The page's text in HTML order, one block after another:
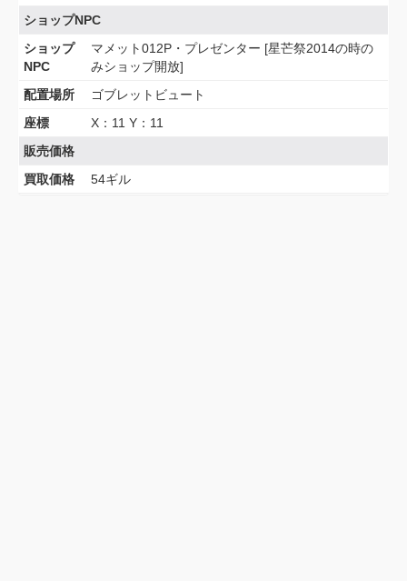
ショップNPC
ショップ
NPC
マメット012P・プレゼンター [星芒祭2014の時の
みショップ開放]
配置場所
ゴブレットビュート
座標
X：11 Y：11
販売価格
買取価格
54ギル